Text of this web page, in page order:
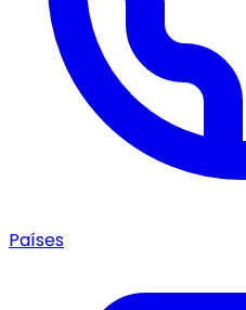
Países